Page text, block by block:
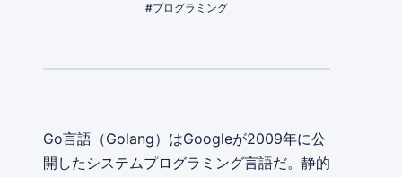
#プログラミング
Go言語（Golang）はGoogleが2009年に公
開したシステムプログラミング言語だ。静的